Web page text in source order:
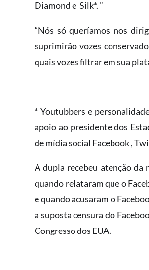
Diamond e Silk*. ”
“Nós só queríamos nos
suprimirão vozes
quais vozes filtrar em sua
* Youtubbers e
apoio ao presidente dos
de mídia social Facebook ,
A dupla recebeu atenção da
quando relataram que o
e quando acusaram o
a suposta censura do
Congresso dos EUA.